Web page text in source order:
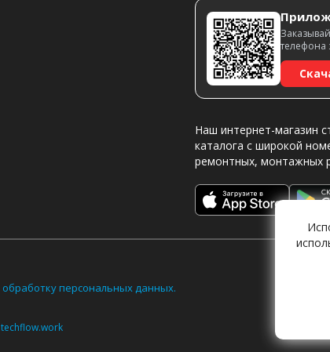
телефона
Наш интернет-магазин
каталога с широкой
ремонтных, монтажных
обработку персональных данных.
techflow.work